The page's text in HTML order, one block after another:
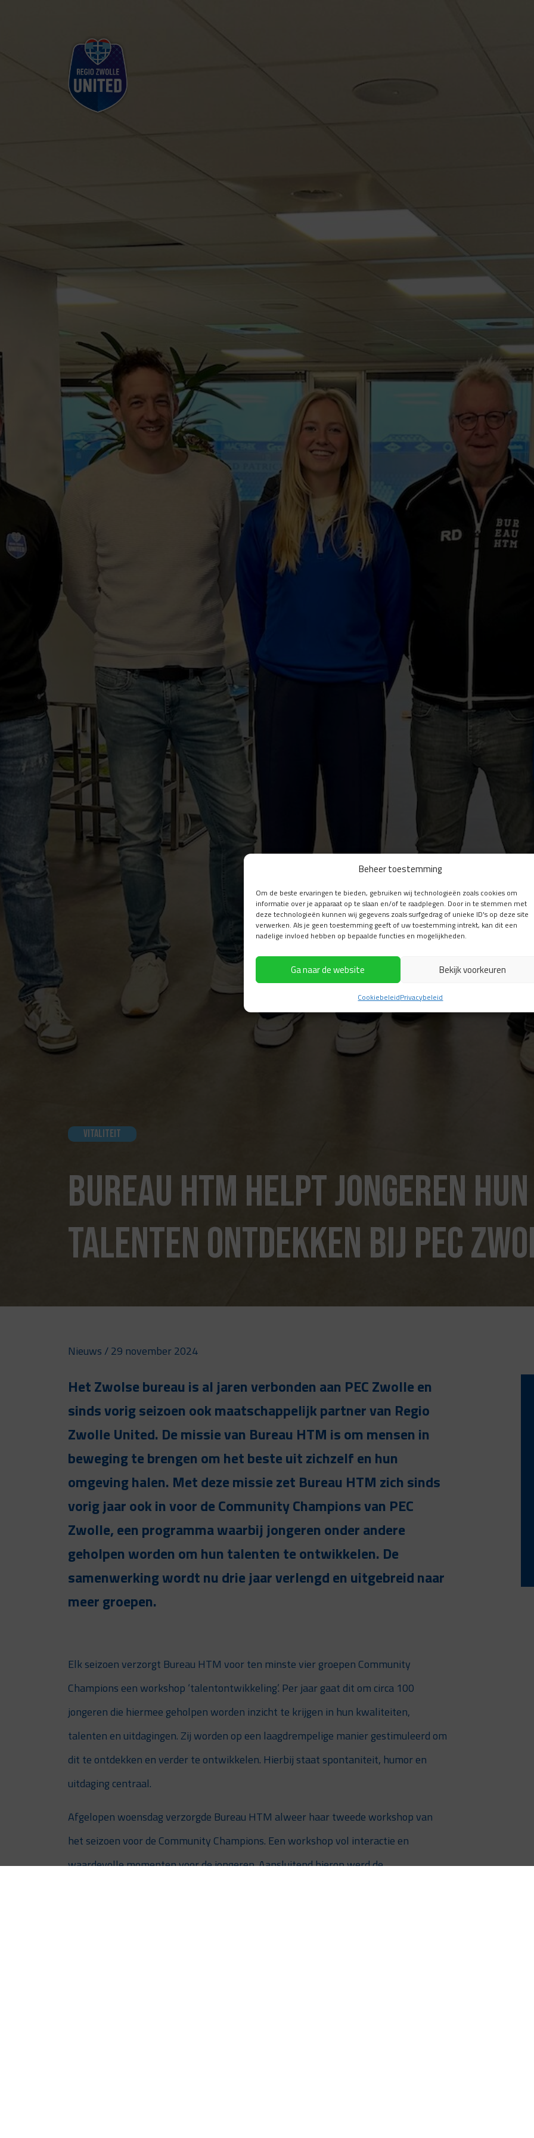
Beheer toestemming
Om de beste ervaringen te bieden, gebruiken wij technologieën zoals cookies om
informatie over je apparaat op te slaan en/of te raadplegen. Door in te stemmen met
deze technologieën kunnen wij gegevens zoals surfgedrag of unieke ID's op deze site
verwerken. Als je geen toestemming geeft of uw toestemming intrekt, kan dit een
nadelige invloed hebben op bepaalde functies en mogelijkheden.
Ga naar de website Bekijk voorkeuren
CookiebeleidPrivacybeleid
Vitaliteit
Bureau HTM helpt jongeren hun
talenten ontdekken bij PEC
Nieuws / 29 november 2024
Het Zwolse bureau is al jaren verbonden aan PEC Zwolle en
sinds vorig seizoen ook maatschappelijk partner van Regio
Zwolle United. De missie van Bureau HTM is om mensen in
beweging te brengen om het beste uit zichzelf en hun
omgeving halen. Met deze missie zet Bureau HTM zich sinds
vorig jaar ook in voor de Community Champions van PEC
Zwolle, een programma waarbij jongeren onder andere
geholpen worden om hun talenten te ontwikkelen. De
samenwerking wordt nu drie jaar verlengd en uitgebreid naar
meer groepen.
Elk seizoen verzorgt Bureau HTM voor ten minste vier groepen Community
Champions een workshop ‘talentontwikkeling’. Per jaar gaat dit om circa 100
jongeren die hiermee geholpen worden inzicht te krijgen in hun kwaliteiten,
talenten en uitdagingen. Zij worden op een laagdrempelige manier gestimuleerd om
dit te ontdekken en verder te ontwikkelen. Hierbij staat spontaniteit, humor en
uitdaging centraal.
Afgelopen woensdag verzorgde Bureau HTM alweer haar tweede workshop van
het seizoen voor de Community Champions. Een workshop vol interactie en
waardevolle momenten voor de jongeren. Aansluitend hierop werd de